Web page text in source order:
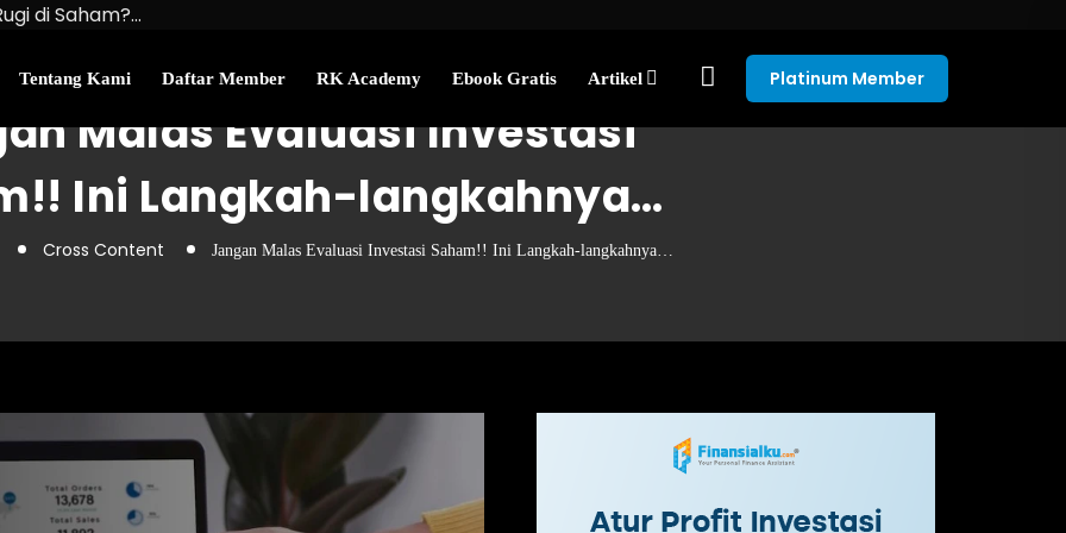
di Saham?…
Uang Perlu…
Tentang Kami Daftar Member RK Academy Ebook Gratis Artikel Platinum Member
Malas Evaluasi Investasi
Ini Langkah-langkahnya…
Cross Content Jangan Malas Evaluasi Investasi Saham!! Ini Langkah-langkahnya…